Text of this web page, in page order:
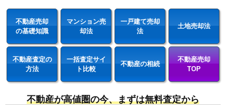
不動産売却
の基礎知識
マンション売
却法
一戸建て売却
法
土地売却法
不動産査定の
方法
一括査定サイ
ト比較
不動産の相続
不動産売却
TOP
不動産が高値圏の今、まずは無料査定から